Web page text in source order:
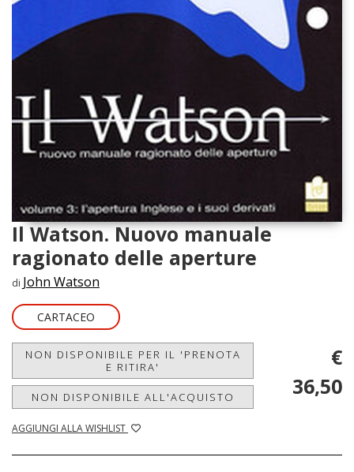
Il Watson. Nuovo manuale
ragionato delle aperture
di John Watson
CARTACEO
NON DISPONIBILE PER IL 'PRENOTA
E RITIRA'
NON DISPONIBILE ALL'ACQUISTO
AGGIUNGI ALLA WISHLIST
€
36,50